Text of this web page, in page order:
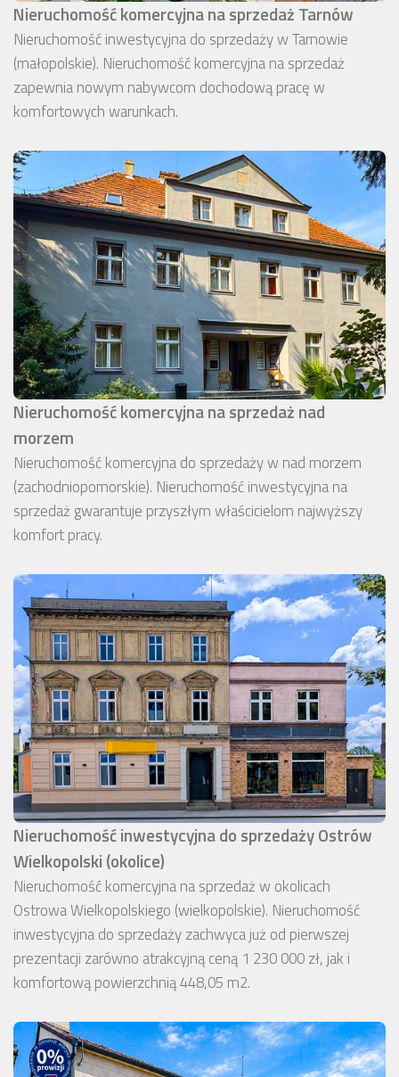
Nieruchomość komercyjna na sprzedaż Tarnów
Nieruchomość inwestycyjna do sprzedaży w Tarnowie
(małopolskie). Nieruchomość komercyjna na sprzedaż
zapewnia nowym nabywcom dochodową pracę w
komfortowych warunkach.
Nieruchomość komercyjna na sprzedaż nad
morzem
Nieruchomość komercyjna do sprzedaży w nad morzem
(zachodniopomorskie). Nieruchomość inwestycyjna na
sprzedaż gwarantuje przyszłym właścicielom najwyższy
komfort pracy.
Nieruchomość inwestycyjna do sprzedaży Ostrów
Wielkopolski (okolice)
Nieruchomość komercyjna na sprzedaż w okolicach
Ostrowa Wielkopolskiego (wielkopolskie). Nieruchomość
inwestycyjna do sprzedaży zachwyca już od pierwszej
prezentacji zarówno atrakcyjną ceną 1 230 000 zł, jak i
komfortową powierzchnią 448,05 m2.